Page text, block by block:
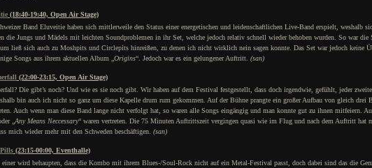
(18:40-19:40, Open Air Stage)
Band Eluveitie haben sich mittlerweile den Status einer energetischen und leidenschaftlichen Live-Band erspielt, weshalb
die Jungs und Mädels mit leichten Soundproblemen in ihr Set, welche jedoch relativ schnell wieder behoben wurden. So war die
ließ sich auch zu Moshpits und Circlepits hinreißen, zu denen ich nicht wirklich nein sagen konnte. Das Set war jedoch keine
Songs aus ihrem aktuellen Album „ Origins“. Jedoch war es ein gelungener Auftritt. (san)
(22:00-23:15, Open Air Stage)
Die gibt’s noch? Und wie es sie noch gibt. Wir haben auf dem Festival festgestellt, dass doch irgendwie, gefühlt, jeder
bin auch ich nicht so ganz um diese Kapelle drum rum gekommen. Auf der Bühne prangte ein großer Aufbau von gleich drei
Auch wenn man diese Band lange nicht verfolgt hat, so waren alle Songs eingängig und man konnte gut zu ihnen mitfeiern.
„ Any Means Neccessary“ waren vertreten. Die 75 Minuten Auftrittszeit vergingen quasi wie im Flug und nach dem Auftritt hat
mich wieder mehr mit den Schweden beschäftigen. (san)
(23:15-00:00, Eventhalle)
einer wird behaupten, dass die Kombo mit ihrem Blues-/Soul-Rock nicht auf ein Metal-Festival passt, doch dabei sind das die